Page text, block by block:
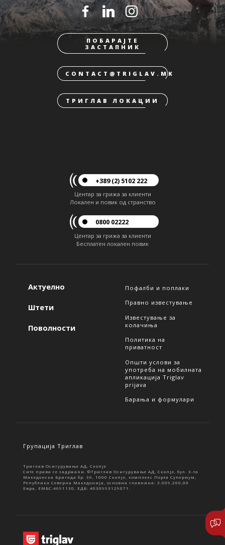
ПОБАРАЈТЕ
ЗАСТАПНИК
CONTACT@TRIGLAV.MK
ТРИГЛАВ ЛОКАЦИИ
+389 (2) 5102 222
Центар за грижа за клиенти
Локален и повик од странство
0800 02222
Центар за грижа за клиенти
Бесплатен локален повик
Актуелно
Штети
Поволности
Пофалби и поплаки
Правно известување
Известување за
колачиња
Политика на
приватност
Општи услови за
употреба на мобилната
апликација Triglav
prijava
Барања и формулари
Групација Триглав
Триглав Осигурување АД, Скопје
Сите права се задржани. ©Триглав Осигурување АД, Скопје, бул. 3-та
Македонска Бригада бр. 36, 1000 Скопје, комплекс Порта Супериум,
Република Северна Македонија, основна главнина: 3.009.200,00
Евра, ЕМБС:4691130, ЕДБ: 4030993129071.